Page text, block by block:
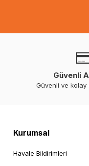
Güvenli
Güvenli ve kolay
Kurumsal
Havale Bildirimleri